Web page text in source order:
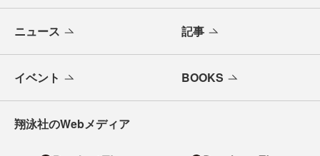
ニュース 記事
イベント BOOKS
翔泳社のWebメディア